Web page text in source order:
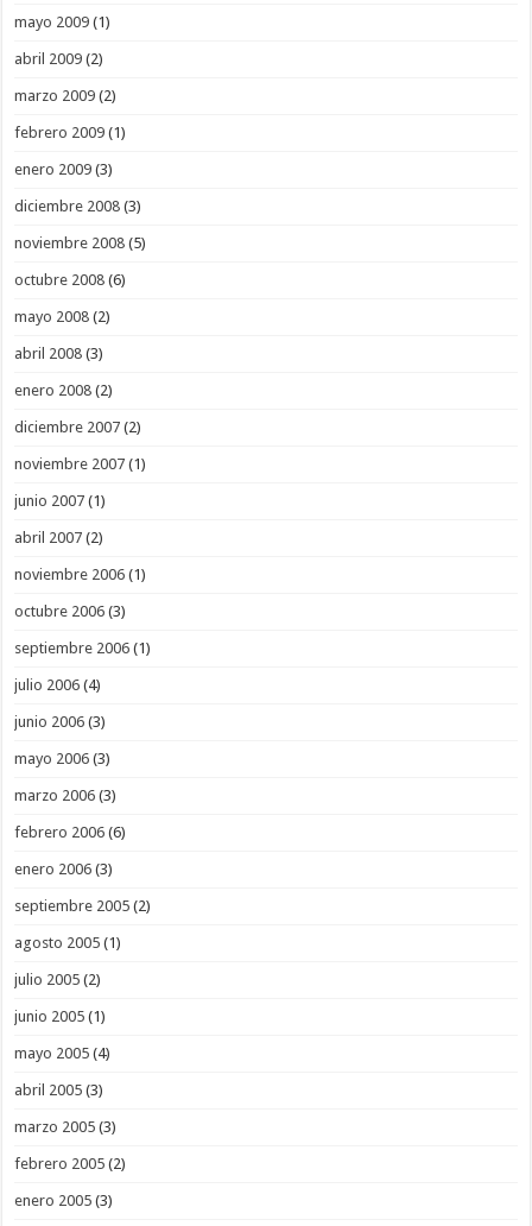
mayo 2009 (1)
abril 2009 (2)
marzo 2009 (2)
febrero 2009 (1)
enero 2009 (3)
diciembre 2008 (3)
noviembre 2008 (5)
octubre 2008 (6)
mayo 2008 (2)
abril 2008 (3)
enero 2008 (2)
diciembre 2007 (2)
noviembre 2007 (1)
junio 2007 (1)
abril 2007 (2)
noviembre 2006 (1)
octubre 2006 (3)
septiembre 2006 (1)
julio 2006 (4)
junio 2006 (3)
mayo 2006 (3)
marzo 2006 (3)
febrero 2006 (6)
enero 2006 (3)
septiembre 2005 (2)
agosto 2005 (1)
julio 2005 (2)
junio 2005 (1)
mayo 2005 (4)
abril 2005 (3)
marzo 2005 (3)
febrero 2005 (2)
enero 2005 (3)